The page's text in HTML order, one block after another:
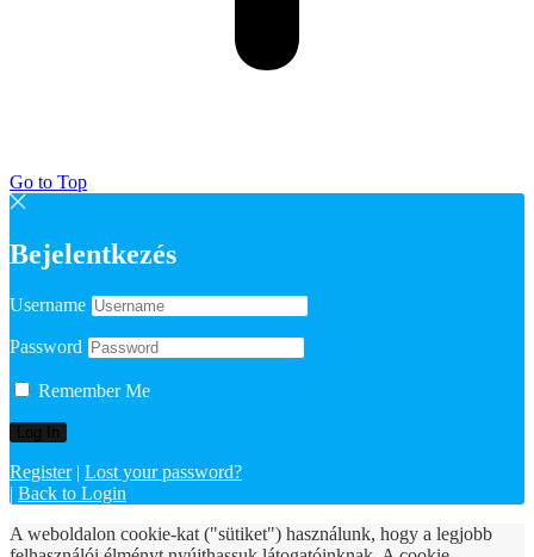
Go to Top
Bejelentkezés
Username
Password
Remember Me
Register| Lost your password?
| Back to Login
A weboldalon cookie-kat ("sütiket") használunk, hogy a legjobb